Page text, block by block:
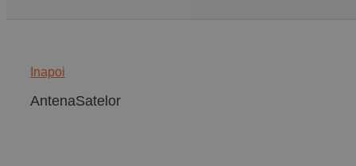
Programe
Inapoi
AntenaSatelor